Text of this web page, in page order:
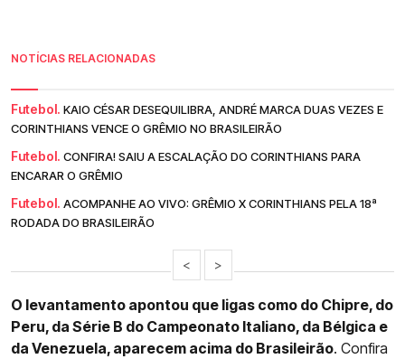
NOTÍCIAS RELACIONADAS
Futebol. KAIO CÉSAR DESEQUILIBRA, ANDRÉ MARCA DUAS VEZES E
CORINTHIANS VENCE O GRÊMIO NO BRASILEIRÃO
Futebol. CONFIRA! SAIU A ESCALAÇÃO DO CORINTHIANS PARA
ENCARAR O GRÊMIO
Futebol. ACOMPANHE AO VIVO: GRÊMIO X CORINTHIANS PELA 18ª
RODADA DO BRASILEIRÃO
< >
O levantamento apontou que ligas como do Chipre, do
Peru, da Série B do Campeonato Italiano, da Bélgica e
da Venezuela, aparecem acima do Brasileirão. Confira